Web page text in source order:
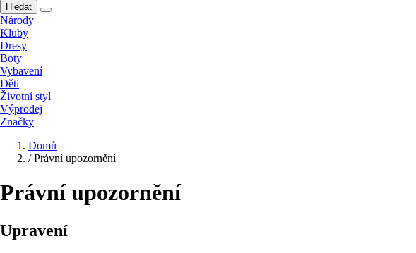
Hledat
Národy
Kluby
Dresy
Boty
Vybavení
Děti
Životní styl
Výprodej
Značky
Domů
/ Právní upozornění
Právní upozornění
Upravení